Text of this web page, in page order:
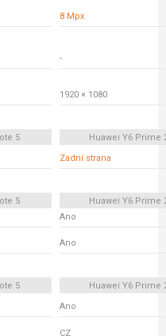
8 Mpx
-
1920 × 1080
5
Huawei Y6 Prime
Zadní strana
5
Huawei Y6 Prime
Ano
Ano
5
Huawei Y6 Prime
Ano
CZ